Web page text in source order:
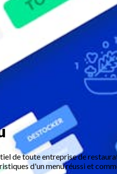
de toute entreprise de
d'un menu réussi et